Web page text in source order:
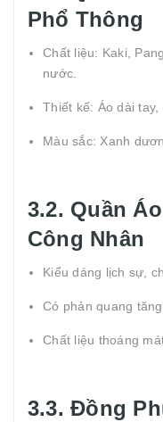
Phổ Thông
Chất liệu: Kaki,
nước.
Thiết kế: Áo dài tay,
Màu sắc: Xanh
3.2. Quần
Công Nhân
Kiểu dáng lịch sự,
Có phản quang
Chất liệu thoáng
3.3. Đồng